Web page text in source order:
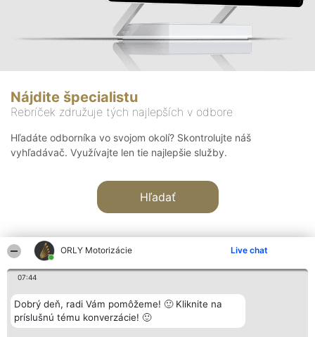
ORLY Motorizácie Live chat
07:44
Dobrý deň, radi Vám pomôžeme! 🙂 Kliknite na
príslušnú tému konverzácie! 🙂
Nájdite špecialistu
Rebríček združuje tých najlepších v odbore
Hľadáte odborníka vo svojom okolí? Skontrolujte náš
vyhľadávač. Využívajte len tie najlepšie služby.
Hľadať
Organizátor hodnotenia
Bright Side Solutions sp. z o.
o. sp. k.
Hodnotenie
Laureáti
Lista
Kontakt
Kontakt